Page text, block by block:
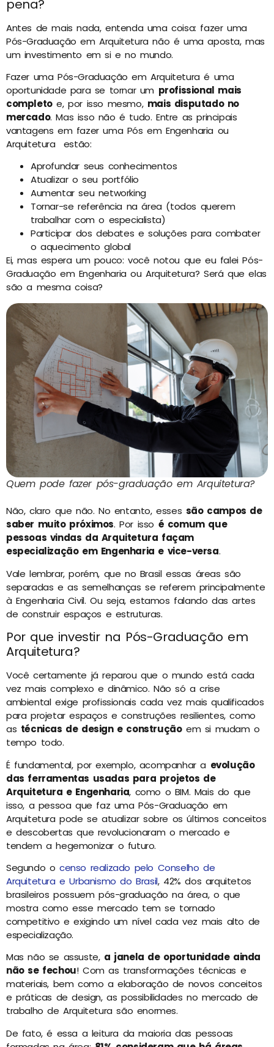
pena?
Antes de mais nada, entenda uma coisa: fazer uma
Pós-Graduação em Arquitetura não é uma aposta, mas
um investimento em si e no mundo.
Fazer uma Pós-Graduação em Arquitetura é uma
oportunidade para se tornar um profissional mais
completoe, por isso mesmo, mais disputado no
mercado. Mas isso não é tudo. Entre as principais
vantagens em fazer uma Pós em Engenharia ou
Arquitetura estão:
Aprofundar seus conhecimentos
Atualizar o seu portfólio
Aumentar seu networking
Tornar-se referência na área (todos querem
trabalhar com o especialista)
Participar dos debates e soluções para combater
o aquecimento global
Ei, mas espera um pouco: você notou que eu falei Pós-
Graduação em Engenharia ou Arquitetura? Será que elas
são a mesma coisa?
Quem pode fazer pós-graduação em Arquitetura?
Não, claro que não. No entanto, esses são campos de
saber muito próximos. Por isso é comum que
pessoas vindas da Arquitetura façam
especialização em Engenharia e vice-versa.
Vale lembrar, porém, que no Brasil essas áreas são
separadas e as semelhanças se referem principalmente
à Engenharia Civil. Ou seja, estamos falando das artes
de construir espaços e estruturas.
Por que investir na Pós-Graduação em
Arquitetura?
Você certamente já reparou que o mundo está cada
vez mais complexo e dinâmico. Não só a crise
ambiental exige profissionais cada vez mais qualificados
para projetar espaços e construções resilientes, como
as técnicas de design e construçãoem si mudam o
tempo todo.
É fundamental, por exemplo, acompanhar a evolução
das ferramentas usadas para projetos de
Arquitetura e Engenharia, como o BIM. Mais do que
isso, a pessoa que faz uma Pós-Graduação em
Arquitetura pode se atualizar sobre os últimos conceitos
e descobertas que revolucionaram o mercado e
tendem a hegemonizar o futuro.
Segundo o censo realizado pelo Conselho de
Arquitetura e Urbanismo do Brasil, 42% dos arquitetos
brasileiros possuem pós-graduação na área, o que
mostra como esse mercado tem se tornado
competitivo e exigindo um nível cada vez mais alto de
especialização.
Mas não se assuste, a janela de oportunidade ainda
não se fechou! Com as transformações técnicas e
materiais, bem como a elaboração de novos conceitos
e práticas de design, as possibilidades no mercado de
trabalho de Arquitetura são enormes.
De fato, é essa a leitura da maioria das pessoas